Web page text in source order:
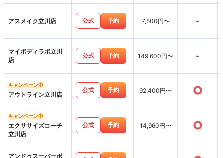
アスメイク立川店 公式 予約 7,500円〜 -
マイボディラボ立川
店
公式 予約 149,600円〜 -
キャンペーン中
アウトライン立川店
公式 予約 92,400円〜 ○
キャンペーン中
エクササイズコーチ
立川店
公式 予約 14,960円〜 ○
アンドゥスーパーボ